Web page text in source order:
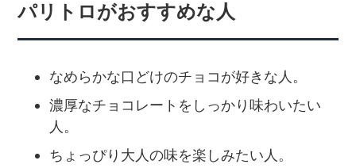
パリトロがおすすめな人
なめらかな口どけのチョコが好きな人。
濃厚なチョコレートをしっかり味わいたい
人。
ちょっぴり大人の味を楽しみたい人。